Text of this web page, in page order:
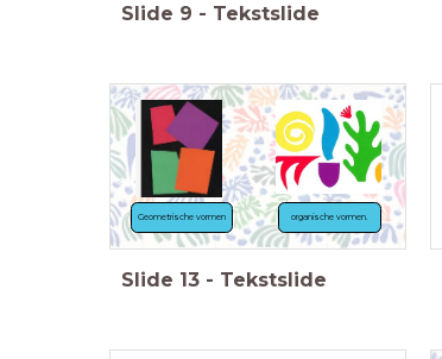
Slide 9 - Tekstslide
organische vormen.
Geometrische vormen
Slide 13 - Tekstslide